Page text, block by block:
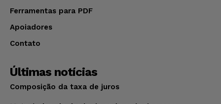
Ferramentas para PDF
Apoiadores
Contato
Últimas notícias
Composição da taxa de juros